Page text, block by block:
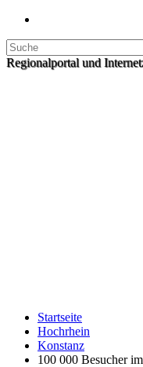
Regionalportal und
Startseite
Hochrhein
Konstanz
100 000 Besucher